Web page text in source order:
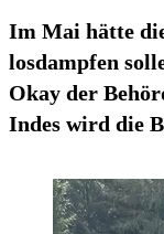
Im Mai hätte
losdampfen
Okay der
Indes wird die